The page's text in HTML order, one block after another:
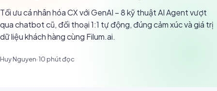
Tối ưu cá nhân hóa CX với GenAI – 8 kỹ thuật AI Agent vượt
qua chatbot cũ, đối thoại 1:1 tự động, đúng cảm xúc và giá trị
dữ liệu khách hàng cùng Filum.ai.
Huy Nguyen·10 phút đọc